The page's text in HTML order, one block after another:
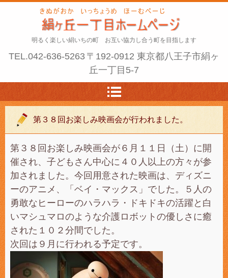
明るく楽しい絹いちの町 お互い協力し合う町を目指します
TEL.042-636-5263 〒192-0912 東京都八王子市絹ヶ
丘一丁目5-7
第３８回お楽しみ映画会が行われました。
第３８回お楽しみ映画会が６月１１日（土）に開
催され、子どもさん中心に４０人以上の方々が参
加されました。今回用意された映画は、ディズニ
ーのアニメ、「ベイ・マックス」でした。５人の
勇敢なヒーローのハラハラ・ドキドキの活躍と白
いマシュマロのような介護ロボットの優しさに癒
された１０２分間でした。
次回は９月に行われる予定です。